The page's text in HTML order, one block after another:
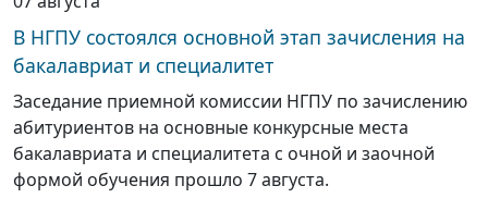
В НГПУ состоялся основной этап зачисления на
бакалавриат и специалитет
Заседание приемной комиссии НГПУ по зачислению
абитуриентов на основные конкурсные места
бакалавриата и специалитета с очной и заочной
формой обучения прошло 7 августа.